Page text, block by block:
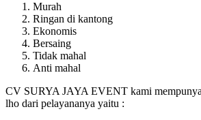
Murah
Ringan di kantong
Ekonomis
Bersaing
Tidak mahal
Anti mahal
CV SURYA JAYA EVENT kami
lho dari pelayananya yaitu :